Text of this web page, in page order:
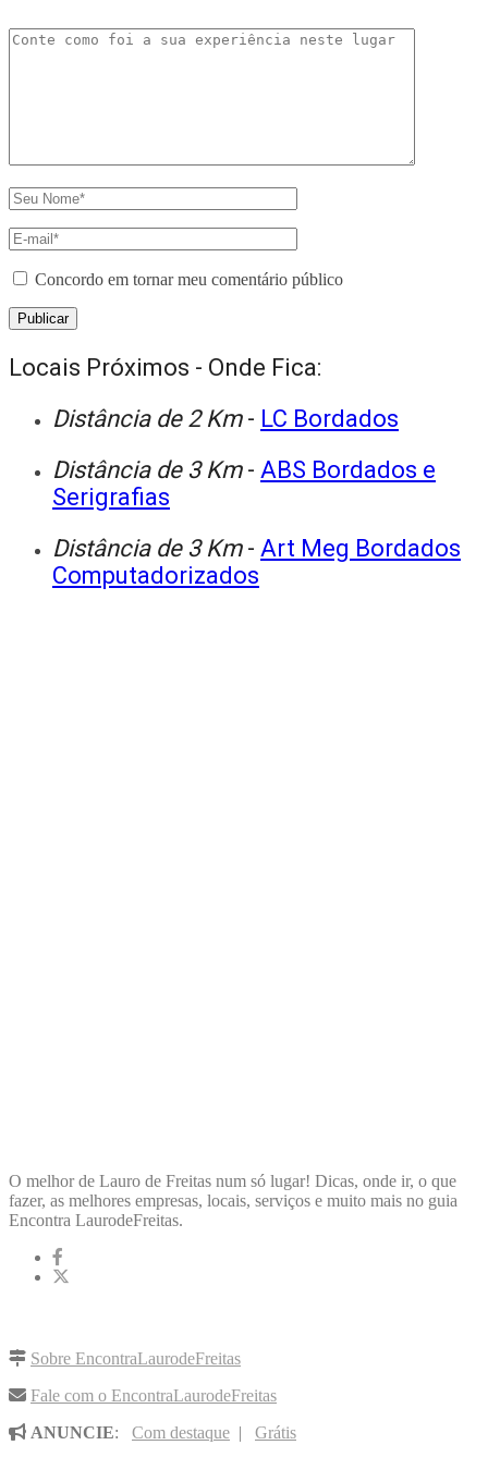
Concordo em tornar meu comentário público
Locais Próximos - Onde Fica:
Distância de 2 Km - LC Bordados
Distância de 3 Km - ABS Bordados e
Serigrafias
Distância de 3 Km - Art Meg Bordados
Computadorizados
O melhor de Lauro de Freitas num só lugar! Dicas, onde ir, o que
fazer, as melhores empresas, locais, serviços e muito mais no guia
Encontra LaurodeFreitas.
Sobre EncontraLaurodeFreitas
Fale com o EncontraLaurodeFreitas
ANUNCIE: Com destaque | Grátis